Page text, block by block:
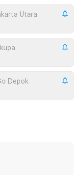
Utara
Depok